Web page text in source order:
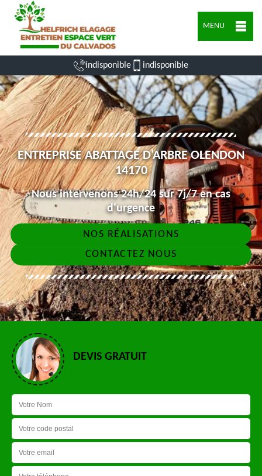
MENU
indisponible indisponible
ENTREPRISE ABATTAGE D'ARBRE OLENDON
14170
Nous intervenons 24h/24 sur 7j/7 en cas
d'urgence
NOS RÉALISATIONS
CONTACTEZ NOUS
DEVIS GRATUIT